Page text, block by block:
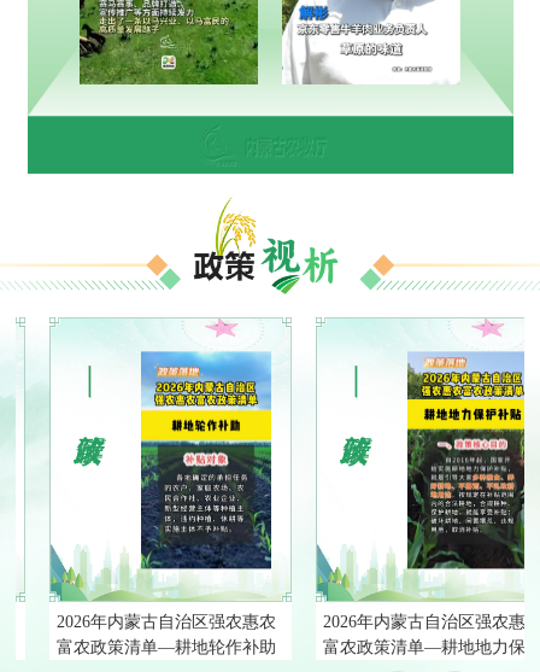
2026年内蒙古自治区强农惠农
富农政策清单—耕地轮作补助
2026年内蒙古自治区强农惠农
富农政策清单—耕地地力保护